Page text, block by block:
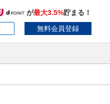
が最大3.5%貯まる！
無料会員登録